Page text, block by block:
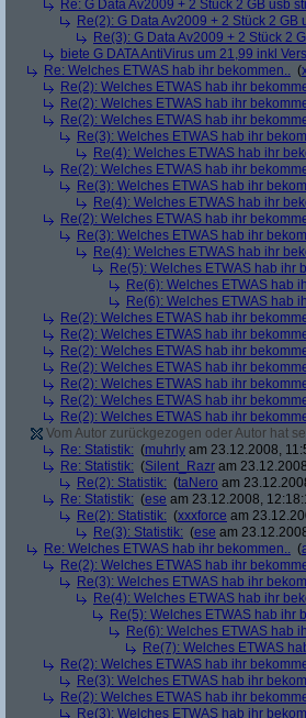
Re: G Data Av2009 + 2 Stück 2 GB usb
Re(2): G Data Av2009 + 2 Stück 2 GB
Re(3): G Data Av2009 + 2 Stück 2
biete G DATA AntiVirus um 21,99 inkl
Re: Welches ETWAS hab ihr bekommen.. (
Re(2): Welches ETWAS hab ihr
Re(2): Welches ETWAS hab ihr
Re(2): Welches ETWAS hab ihr
Re(3): Welches ETWAS hab ihr
Re(4): Welches ETWAS hab ihr
Re(2): Welches ETWAS hab ihr
Re(3): Welches ETWAS hab ihr
Re(4): Welches ETWAS hab ihr
Re(2): Welches ETWAS hab ihr
Re(3): Welches ETWAS hab ihr
Re(4): Welches ETWAS hab ihr
Re(5): Welches ETWAS hab ihr
Re(6): Welches ETWAS hab
Re(6): Welches ETWAS hab
Re(2): Welches ETWAS hab ihr
Re(2): Welches ETWAS hab ihr
Re(2): Welches ETWAS hab ihr
Re(2): Welches ETWAS hab ihr
Re(2): Welches ETWAS hab ihr
Re(2): Welches ETWAS hab ihr
Re(2): Welches ETWAS hab ihr
Vom Autor zurückgezogen oder Autor hat
Re: Statistik: (muhrly am 23.12.2008,
Re: Statistik: (Silent_Razr am
Re(2): Statistik: (taNero am
Re: Statistik: (ese am 23.12.2008,
Re(2): Statistik: (xxxforce am
Re(3): Statistik: (ese am
Re: Welches ETWAS hab ihr bekommen.. (
Re(2): Welches ETWAS hab ihr
Re(3): Welches ETWAS hab ihr
Re(4): Welches ETWAS hab ihr
Re(5): Welches ETWAS hab ihr
Re(6): Welches ETWAS hab
Re(7): Welches ETWAS
Re(2): Welches ETWAS hab ihr
Re(3): Welches ETWAS hab ihr
Re(2): Welches ETWAS hab ihr
Re(3): Welches ETWAS hab ihr